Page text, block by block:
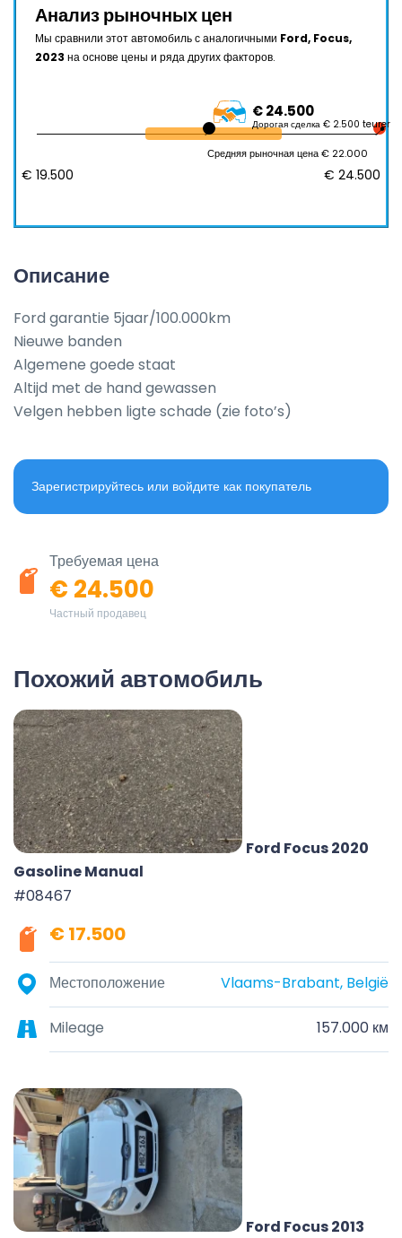
Анализ рыночных цен
Мы сравнили этот автомобиль с аналогичными Ford, Focus,
2023 на основе цены и ряда других факторов.
€ 24.500
Дорогая сделка € 2.500 teurer
Средняя рыночная цена € 22.000
€ 19.500 € 24.500
Описание
Ford garantie 5jaar/100.000km
Nieuwe banden
Algemene goede staat
Altijd met de hand gewassen
Velgen hebben ligte schade (zie foto’s)
Зарегистрируйтесь или войдите как покупатель
Требуемая цена
€ 24.500
Частный продавец
Похожий автомобиль
Ford Focus 2020
Gasoline Manual
#08467
€ 17.500
Местоположение Vlaams-Brabant, België
Mileage 157.000 км
Ford Focus 2013